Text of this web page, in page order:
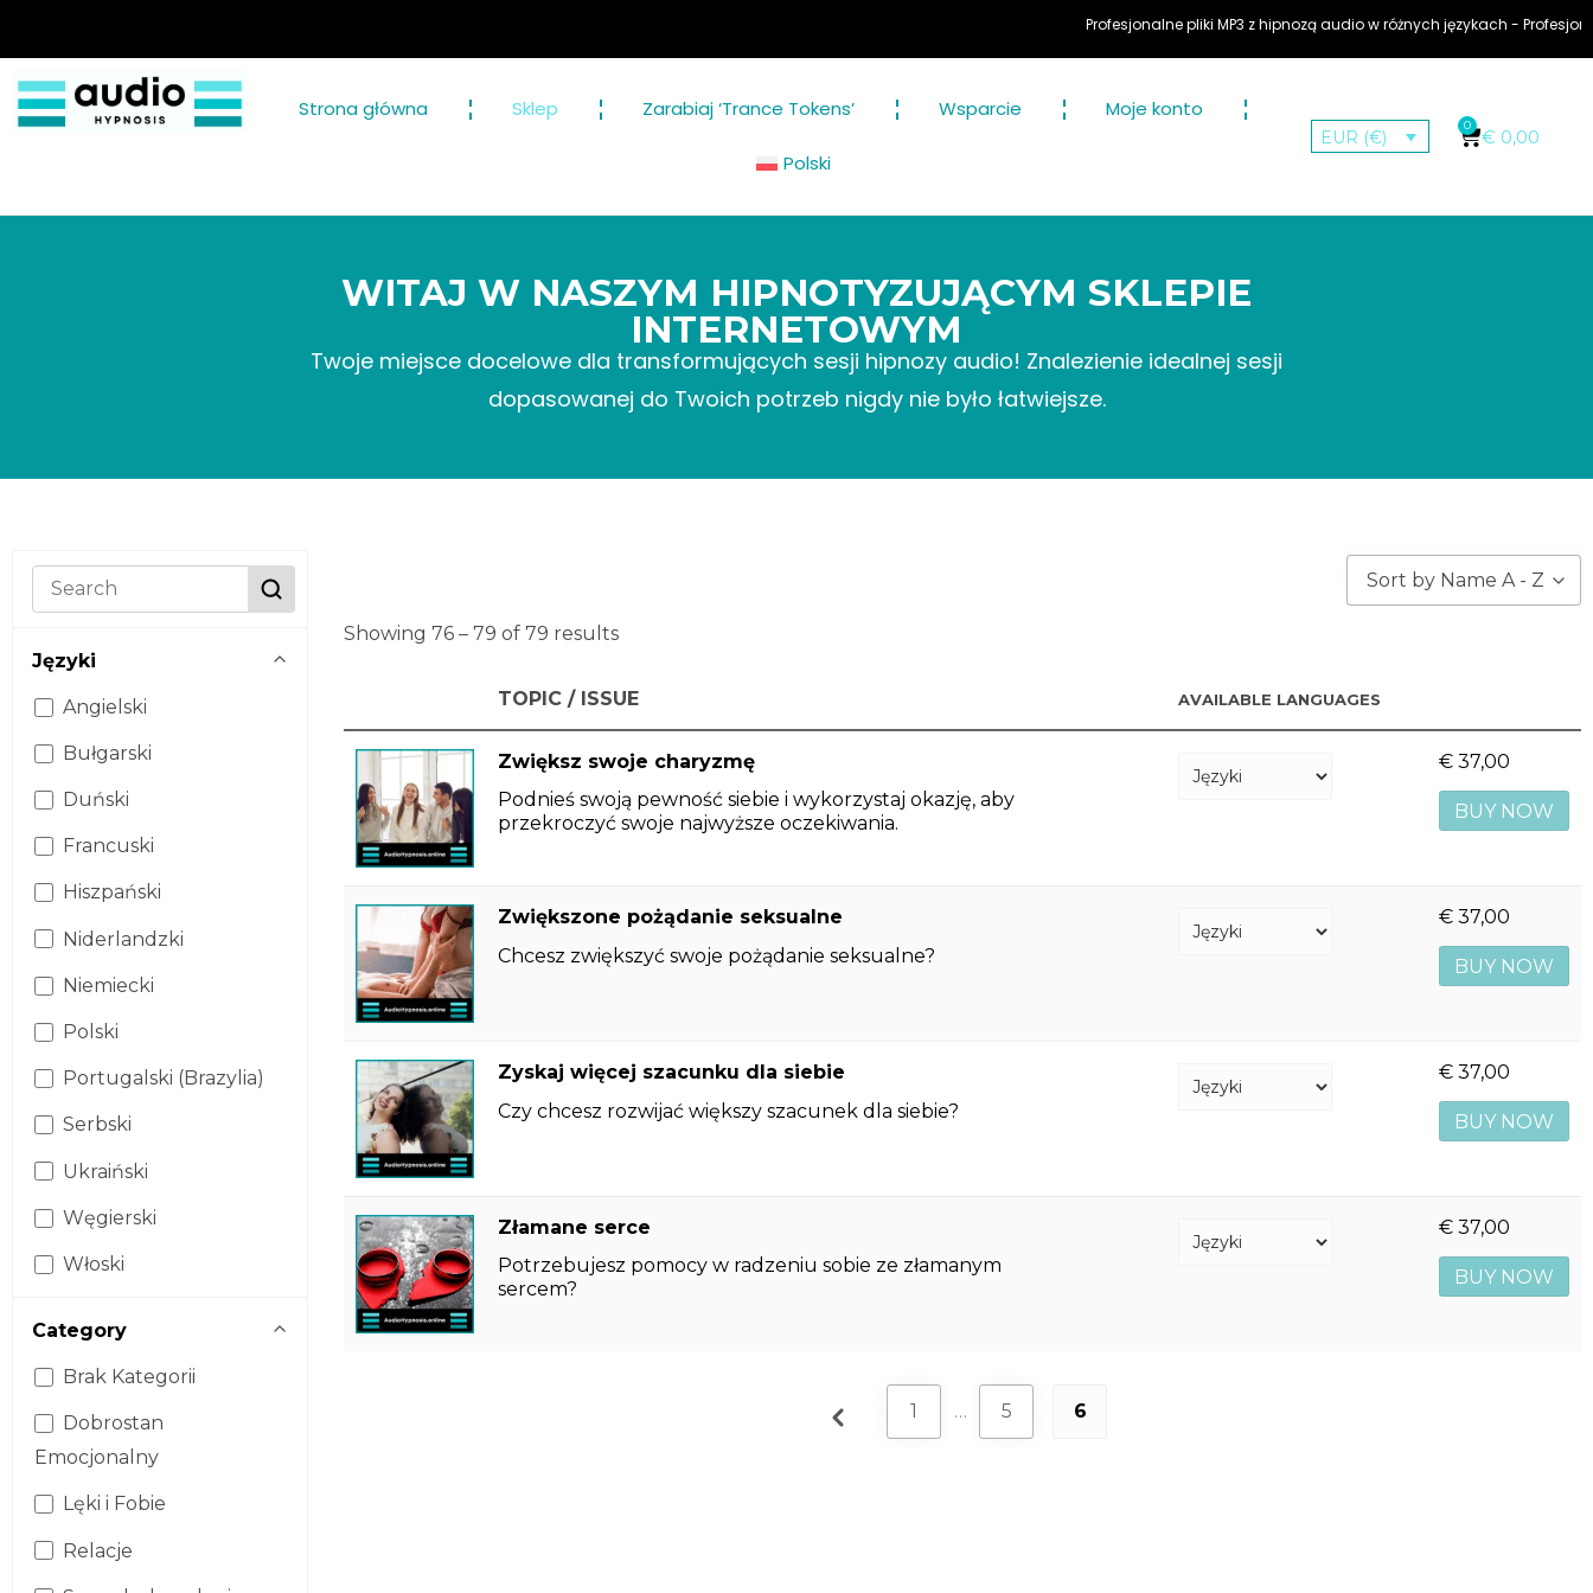
Profesjonalne pliki MP3 z hipnozą audio w różnych językach -
Strona główna Sklep Zarabiaj ‘Trance Tokens’ Wsparcie Moje konto
Polski
EUR (€) € 0,00
0
WITAJ W NASZYM HIPNOTYZUJĄCYM SKLEPIE
INTERNETOWYM
Twoje miejsce docelowe dla transformujących sesji hipnozy audio! Znalezienie idealnej sesji
dopasowanej do Twoich potrzeb nigdy nie było łatwiejsze.
Języki
Angielski
Bułgarski
Duński
Francuski
Hiszpański
Niderlandzki
Niemiecki
Polski
Portugalski (Brazylia)
Serbski
Ukraiński
Węgierski
Włoski
Category
Brak Kategorii
Dobrostan
Emocjonalny
Lęki i Fobie
Relacje
Sort by Name A - Z
Showing 76 – 79 of 79 results
TOPIC / ISSUE AVAILABLE LANGUAGES
Zwiększ swoje charyzmę
Podnieś swoją pewność siebie i wykorzystaj okazję, aby
przekroczyć swoje najwyższe oczekiwania.
€ 37,00
BUY NOW
Zwiększone pożądanie seksualne
Chcesz zwiększyć swoje pożądanie seksualne?
€ 37,00
BUY NOW
Zyskaj więcej szacunku dla siebie
Czy chcesz rozwijać większy szacunek dla siebie?
€ 37,00
BUY NOW
Złamane serce
Potrzebujesz pomocy w radzeniu sobie ze złamanym
sercem?
€ 37,00
BUY NOW
1 … 5 6